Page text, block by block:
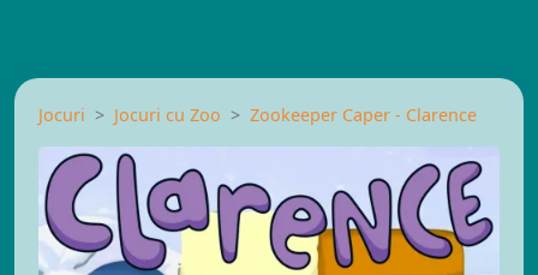
Jocuri Jocuri cu Zoo Zookeeper Caper - Clarence